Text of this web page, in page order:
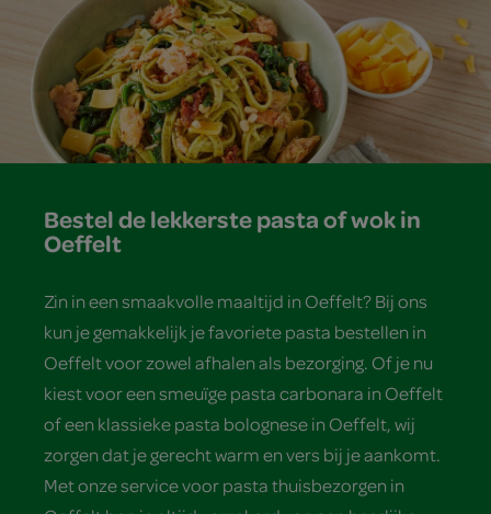
Bestel de lekkerste pasta of wok in
Oeffelt
Zin in een smaakvolle maaltijd in Oeffelt? Bij ons
kun je gemakkelijk je favoriete pasta bestellen in
Oeffelt voor zowel afhalen als bezorging. Of je nu
kiest voor een smeuïge pasta carbonara in Oeffelt
of een klassieke pasta bolognese in Oeffelt, wij
zorgen dat je gerecht warm en vers bij je aankomt.
Met onze service voor pasta thuisbezorgen in